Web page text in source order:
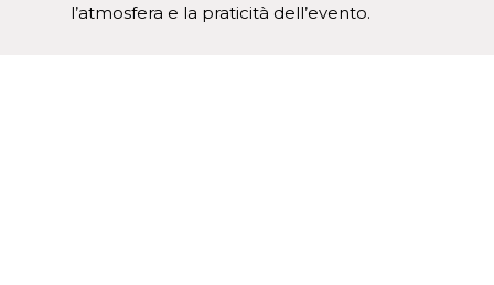
l’atmosfera e la praticità dell’evento.